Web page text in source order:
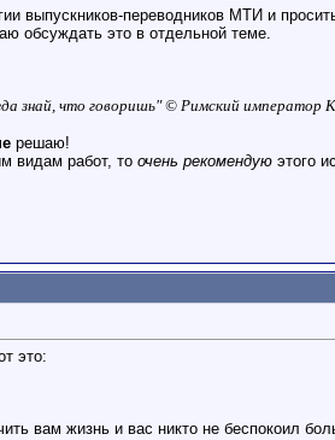
выпускников-переводников МТИ и
обсуждать это в отдельной теме.
знай, что говоришь" © Римский император
решаю!
видам работ, то очень рекомендую этого
это:
вам жизнь и вас никто не беспокоил